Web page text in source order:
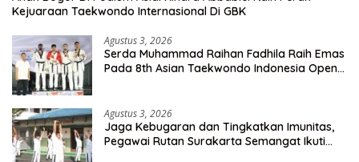
Kejuaraan Taekwondo Internasional Di GBK
Agustus 3, 2026
Serda Muhammad Raihan Fadhila Raih Emas
Pada 8th Asian Taekwondo Indonesia Open
Agustus 3, 2026
Jaga Kebugaran dan Tingkatkan Imunitas,
Pegawai Rutan Surakarta Semangat Ikuti